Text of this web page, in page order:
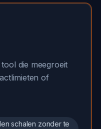
die meegroeit
of
schalen zonder te